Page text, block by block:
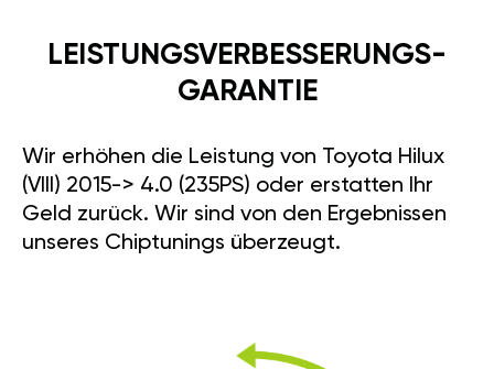
LEISTUNGSVERBESSE­RUNGS­
GARANTIE
Wir erhöhen die Leistung von Toyota Hilux
(VIII) 2015-> 4.0 (235PS) oder erstatten Ihr
Geld zurück. Wir sind von den Ergebnissen
unseres Chiptunings überzeugt.